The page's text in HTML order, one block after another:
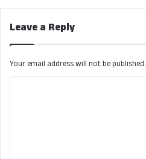
Leave a Reply
Your email address will not be published.